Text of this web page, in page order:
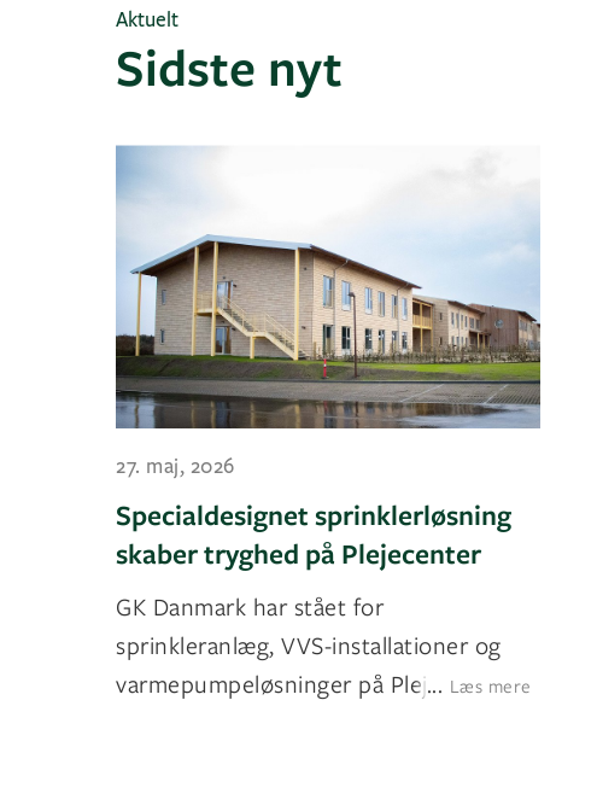
Aktuelt
Sidste nyt
27. maj, 2026
Specialdesignet sprinklerløsning
skaber tryghed på Plejecenter
GK Danmark har stået for
sprinkleranlæg, VVS-installationer og
varmepumpeløsninger på Plejecente
... Læs mere